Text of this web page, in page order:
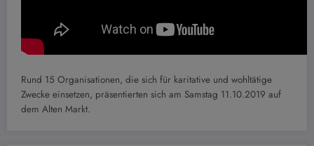
Rund 15 Organisationen, die sich für karitative und wohltätige
Zwecke einsetzen, präsentierten sich am Samstag 11.10.2019 auf
dem Alten Markt.